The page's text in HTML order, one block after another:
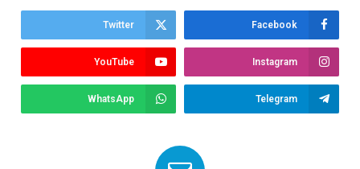
Facebook
Twitter
Instagram
YouTube
Telegram
WhatsApp